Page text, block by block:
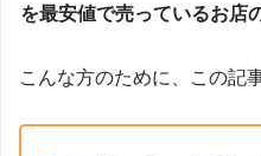
を最安値で売っているお店
こんな方のために、この記